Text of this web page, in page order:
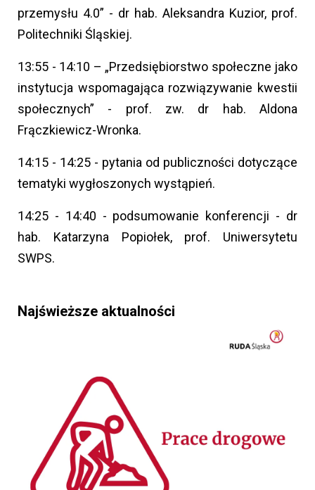
przemysłu 4.0” - dr hab. Aleksandra Kuzior, prof.
Politechniki Śląskiej.
13:55 - 14:10 – „Przedsiębiorstwo społeczne jako
instytucja wspomagająca rozwiązywanie kwestii
społecznych” - prof. zw. dr hab. Aldona
Frączkiewicz-Wronka.
14:15 - 14:25 - pytania od publiczności dotyczące
tematyki wygłoszonych wystąpień.
14:25 - 14:40 - podsumowanie konferencji - dr
hab. Katarzyna Popiołek, prof. Uniwersytetu
SWPS.
Najświeższe aktualności